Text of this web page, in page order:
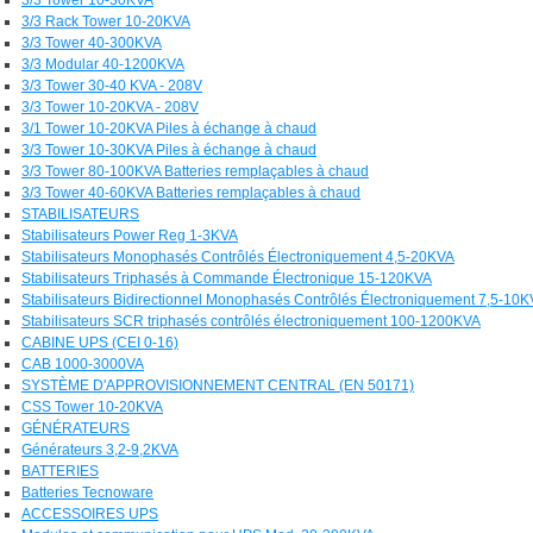
3/3 Rack Tower 10-20KVA
3/3 Tower 40-300KVA
3/3 Modular 40-1200KVA
3/3 Tower 30-40 KVA - 208V
3/3 Tower 10-20KVA - 208V
3/1 Tower 10-20KVA Piles à échange à chaud
3/3 Tower 10-30KVA Piles à échange à chaud
3/3 Tower 80-100KVA Batteries remplaçables à chaud
3/3 Tower 40-60KVA Batteries remplaçables à chaud
STABILISATEURS
Stabilisateurs Power Reg 1-3KVA
Stabilisateurs Monophasés Contrôlés Électroniquement 4,5-20KVA
Stabilisateurs Triphasés à Commande Électronique 15-120KVA
Stabilisateurs Bidirectionnel Monophasés Contrôlés Électroniquement 7,5-
Stabilisateurs SCR triphasés contrôlés électroniquement 100-1200KVA
CABINE UPS (CEI 0-16)
CAB 1000-3000VA
SYSTÈME D'APPROVISIONNEMENT CENTRAL (EN 50171)
CSS Tower 10-20KVA
GÉNÉRATEURS
Générateurs 3,2-9,2KVA
BATTERIES
Batteries Tecnoware
ACCESSOIRES UPS